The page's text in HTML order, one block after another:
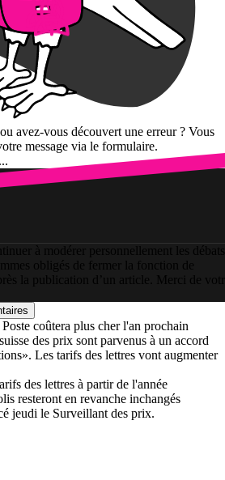
avez-vous découvert une erreur ? Vous
message via le formulaire.
à modérer personnellement les débats
obligés de fermer la fonction de
la publication d’un article. Merci de
coûtera plus cher l'an prochain
des prix sont parvenus à un accord
Les tarifs des lettres vont augmenter
des lettres à partir de l'année
resteront en revanche inchangés
jeudi le Surveillant des prix.